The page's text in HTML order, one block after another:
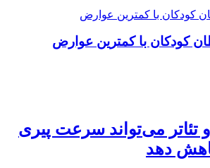
کودکان با کمترین عوارض
تئاتر می‌تواند سرعت پیری
دهد